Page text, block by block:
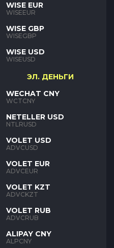
WISE EUR
WISEEUR
WISE GBP
WISEGBP
WISE USD
WISEUSD
ЭЛ. ДЕНЬГИ
WECHAT CNY
WCTCNY
NETELLER USD
NTLRUSD
VOLET USD
ADVCUSD
VOLET EUR
ADVCEUR
VOLET KZT
ADVCKZT
VOLET RUB
ADVCRUB
ALIPAY CNY
ALPCNY